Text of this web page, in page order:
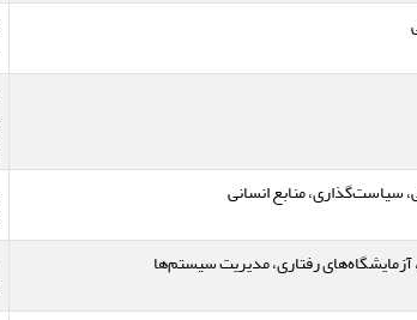
سیاست‌گذاری، منابع انسانی
رفتاری، مدیریت سیستم‌ها